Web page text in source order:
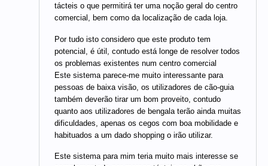
tácteis o que permitirá ter uma noção geral do centro
comercial, bem como da localização de cada loja.
Por tudo isto considero que este produto tem
potencial, é útil, contudo está longe de resolver todos
os problemas existentes num centro comercial
Este sistema parece-me muito interessante para
pessoas de baixa visão, os utilizadores de cão-guia
também deverão tirar um bom proveito, contudo
quanto aos utilizadores de bengala terão ainda muitas
dificuldades, apenas os cegos com boa mobilidade e
habituados a um dado shopping o irão utilizar.
Este sistema para mim teria muito mais interesse se